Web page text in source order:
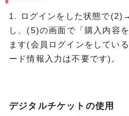
1. ログインをした状態で
し、(5)の画面で「購入内容
ます(会員ログインをしてい
ード情報入力は不要です)。
デジタルチケットの使用